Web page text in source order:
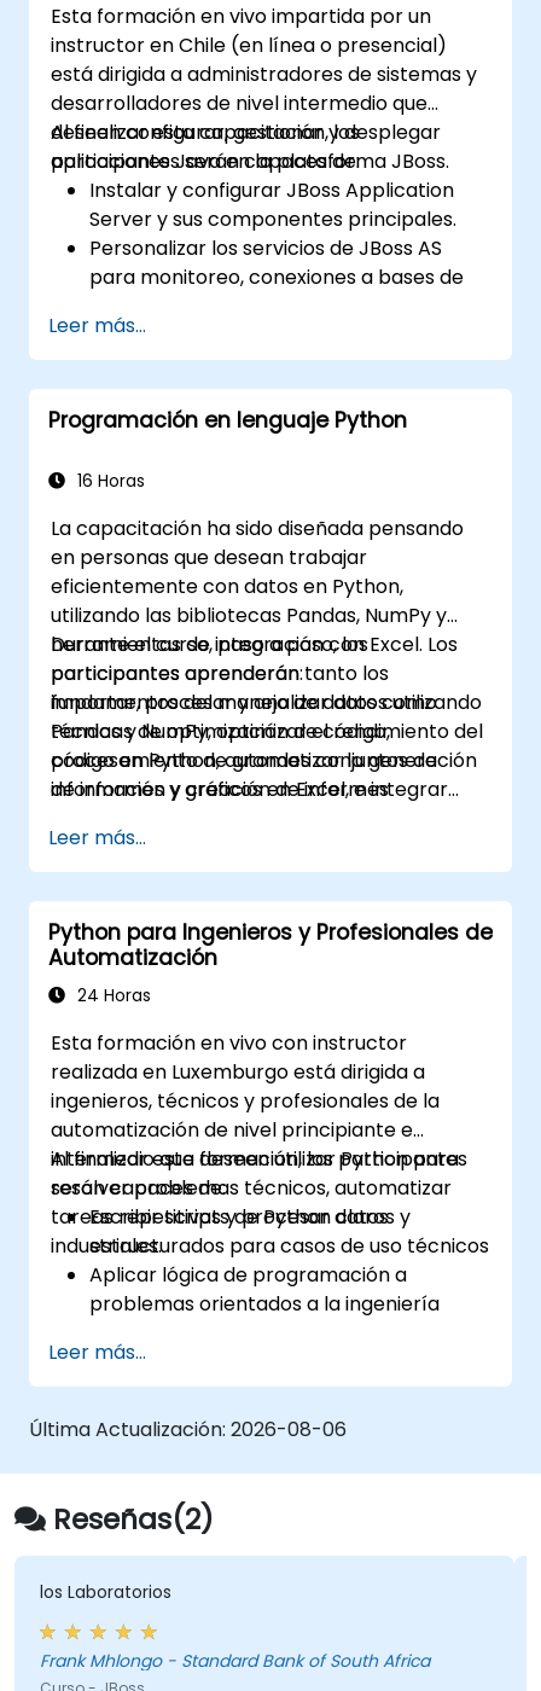
Esta formación en vivo impartida por un
instructor en Chile (en línea o presencial)
está dirigida a administradores de sistemas y
desarrolladores de nivel intermedio que
deseen configurar, gestionar y desplegar
aplicaciones Java en la plataforma JBoss.
Al finalizar esta capacitación, los
participantes serán capaces de:
Instalar y configurar JBoss Application
Server y sus componentes principales.
Personalizar los servicios de JBoss AS
para monitoreo, conexiones a bases de
Desarrollar e implementar sesiones
beans EJB 3 y aplicaciones web.
Utilizar el Servicio de Mensajería de JBoss
para desplegar y gestionar aplicaciones
Gestionar JBoss AS a través de la
Consola de Administración.
Implementar JBoss Drools para la gestión
de reglas de negocio y utilizar la
herramienta Guvnor para el desarrollo y
prueba de reglas.
Leer más...
Programación en lenguaje Python
16 Horas
La capacitación ha sido diseñada pensando
en personas que desean trabajar
eficientemente con datos en Python,
utilizando las bibliotecas Pandas, NumPy y
herramientas de integración con Excel. Los
participantes aprenderán tanto los
fundamentos del manejo de datos como
técnicas de optimización de código,
procesamiento de grandes conjuntos de
información y creación de informes
Durante el curso, paso a paso, los
participantes aprenderán:
importar, procesar y analizar datos utilizando
Pandas y NumPy, optimizar el rendimiento del
código en Python, automatizar la generación
de informes y gráficos en Excel, e integrar
proceso analítico coherente.
Leer más...
Python para Ingenieros y Profesionales de
Automatización
24 Horas
Esta formación en vivo con instructor
realizada en Luxemburgo está dirigida a
ingenieros, técnicos y profesionales de la
automatización de nivel principiante e
intermedio que deseen utilizar Python para
resolver problemas técnicos, automatizar
tareas repetitivas y procesar datos
industriales.
Al finalizar esta formación, los participantes
serán capaces de:
Escribir scripts de Python claros y
estructurados para casos de uso técnicos
Aplicar lógica de programación a
problemas orientados a la ingeniería
procedentes de archivos CSV, registros y
textos
Automatizar flujos de trabajo de
Leer más...
Última Actualización: 2026-08-06
Reseñas(2)
los Laboratorios
Frank Mhlongo - Standard Bank of South Africa